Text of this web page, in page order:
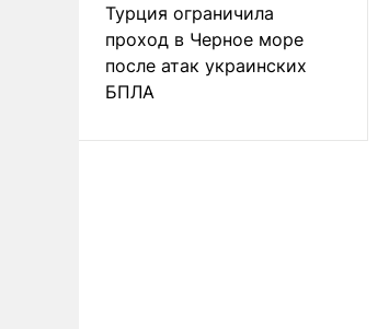
Турция ограничила
проход в Черное море
после атак украинских
БПЛА